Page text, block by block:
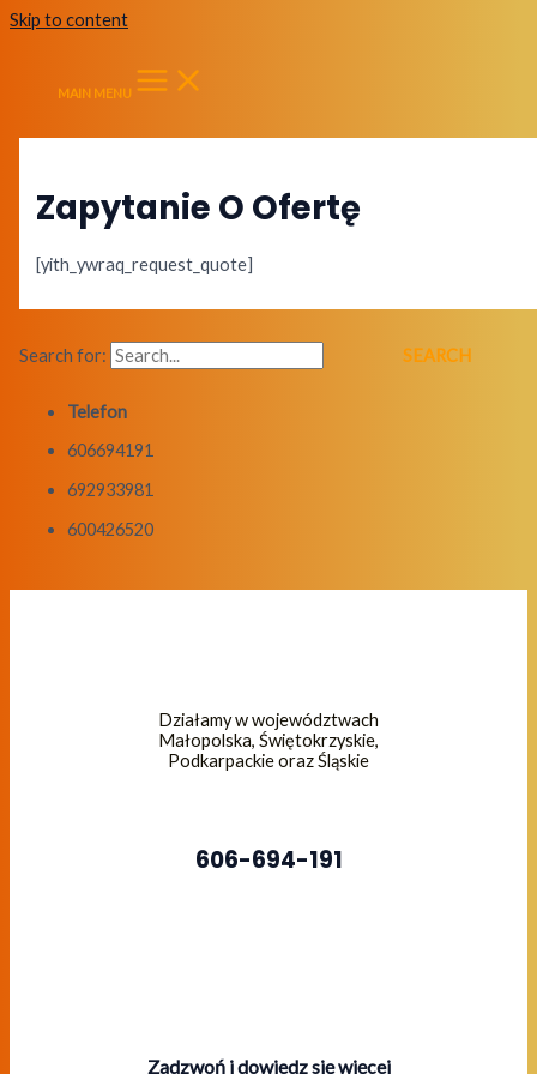
Skip to content
MAIN MENU
Search for:
Telefon
606694191
692933981
600426520
Zapytanie O Ofertę
[yith_ywraq_request_quote]
Działamy w województwach
Małopolska, Świętokrzyskie,
Podkarpackie oraz Śląskie
606-694-191
Zadzwoń i dowiedz się więcej